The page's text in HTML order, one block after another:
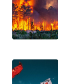
SERIBU
WN
BINJAI